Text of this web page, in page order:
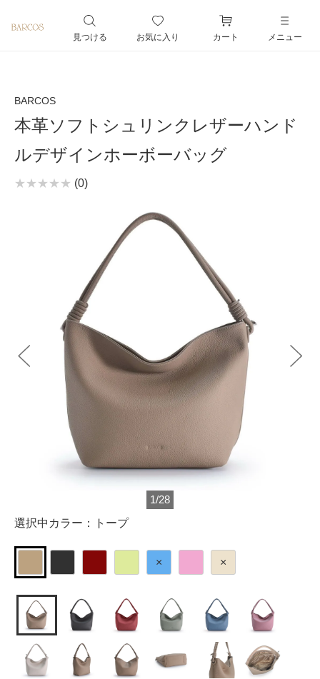
見つける お気に入り カート メニュー
BARCOS
本革ソフトシュリンクレザーハンド
ルデザインホーボーバッグ
(0)
1/28
選択中カラー：
トープ
× ×